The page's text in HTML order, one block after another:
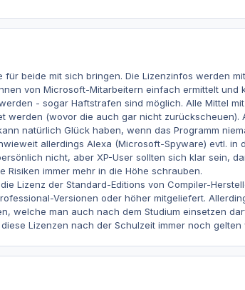
beide mit sich bringen. Die Lizenzinfos werden
von Microsoft-Mitarbeitern einfach ermittelt
- sogar Haftstrafen sind möglich. Alle Mittel
werden (wovor die auch gar nicht
natürlich Glück haben, wenn das Programm
allerdings Alexa (Microsoft-Spyware) evtl. in
nicht, aber XP-User sollten sich klar sein,
immer mehr in die Höhe schrauben.
Lizenz der Standard-Editions von Compiler-
Versionen oder höher mitgeliefert.
welche man auch nach dem Studium einsetzen
Lizenzen nach der Schulzeit immer noch